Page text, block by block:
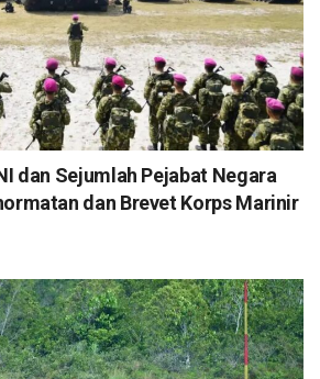
dan Sejumlah Pejabat Negara
dan Brevet Korps Marinir